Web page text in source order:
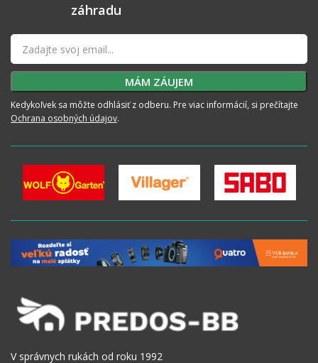
záhradu
Kedykoľvek sa môžte odhlásiť z odberu. Pre viac informácií, si prečítajte
Ochrana osobných údajov.
V správnych rukách od roku 1992